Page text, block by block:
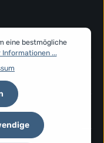
eine bestmögliche
Informationen ...